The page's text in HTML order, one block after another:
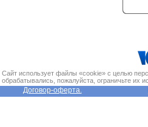
Сайт использует файлы «cookie» с целью
обрабатывались, пожалуйста, ограничьте их
Договор-оферта.